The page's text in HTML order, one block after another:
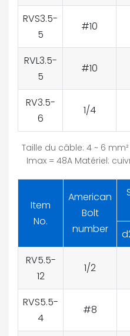
RVS3.5-
5
#10
RVL3.5-
5
#10
RV3.5-
6
1/4
Taille du câble: 4 ~ 6
Imax = 48A Matériel:
Item
No.
American
Bolt
number
RV5.5-
12
1/2
RVS5.5-
4
#8